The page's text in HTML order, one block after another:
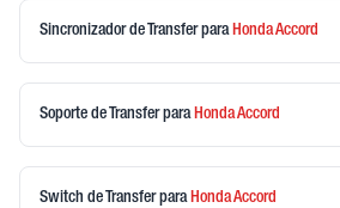
Sincronizador de Transferpara HondaAccord
Soporte de Transferpara HondaAccord
Switch de Transferpara HondaAccord